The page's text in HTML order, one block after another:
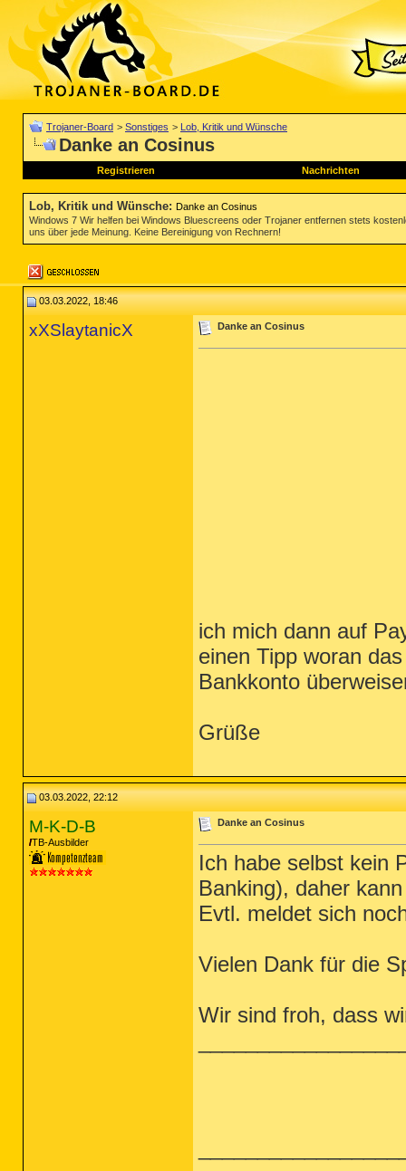
Trojaner-Board > Sonstiges > Lob, Kritik und Wünsche
Danke an Cosinus
Registrieren Nachrichten
Lob, Kritik und Wünsche: Danke an Cosinus
Windows 7 Wir helfen bei Windows Bluescreens oder Trojaner entfernen stets
uns über jede Meinung. Keine Bereinigung von Rechnern!
03.03.2022, 18:46
xXSlaytanicX Danke an Cosinus
ich mich dann auf
einen Tipp woran
Bankkonto
Grüße
03.03.2022, 22:12
M-K-D-B
TB-Ausbilder
Danke an Cosinus
Ich habe selbst kein
Banking), daher
Evtl. meldet sich
Vielen Dank für die
Wir sind froh, dass